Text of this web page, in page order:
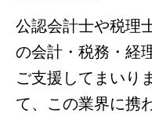
公認会計士や税理
の会計・税務・経
ご支援してまいり
て、この業界に携